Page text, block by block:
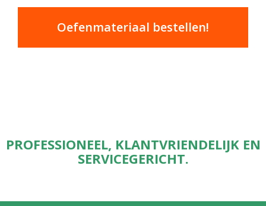
Oefenmateriaal bestellen!
PROFESSIONEEL, KLANTVRIENDELIJK EN
SERVICEGERICHT.